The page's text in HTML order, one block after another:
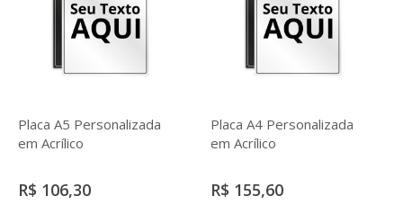
Placa A5 Personalizada
em Acrílico
R$ 106,30
Placa A4 Personalizada
em Acrílico
R$ 155,60